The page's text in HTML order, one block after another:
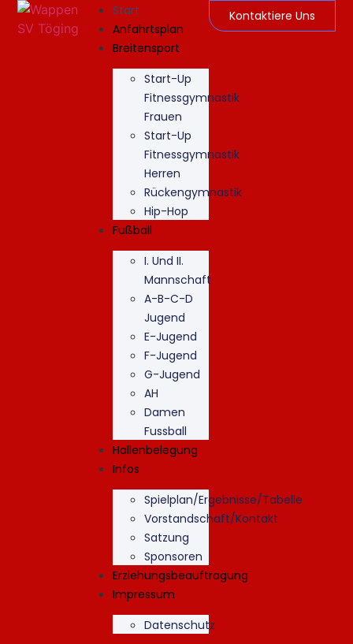
Start
Anfahrtsplan
Breitensport
Start-Up
Fitnessgymnastik
Frauen
Start-Up
Fitnessgymnastik
Herren
Rückengymnastik
Hip-Hop
Fußball
I. Und II.
Mannschaft
A-B-C-D
Jugend
E-Jugend
F-Jugend
G-Jugend
AH
Damen
Fussball
Hallenbelegung
Infos
Spielplan/Ergebnisse/Tabelle
Vorstandschaft/Kontakt
Satzung
Sponsoren
Erziehungsbeauftragung
Impressum
Datenschutz
Kontaktiere Uns